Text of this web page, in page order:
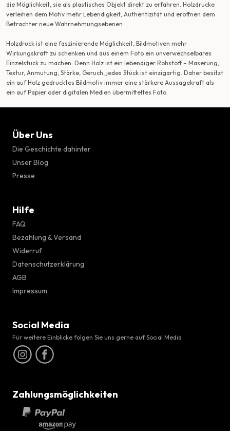
die Möglichkeit, sie als plastisches Objekt direkt zu erfahren. Holzdrucke
verleihen dem Motiv mehr Lebendigkeit, Authentizität und eröffnen dem
Betrachter neue Wahrnehmungsebenen.
Holzdruck ist eine faszinierende Möglichkeit, Bildmotiven mehr
Wirkungskraft zu schenken und aus einem Foto ein unverwechselbares
Einzelstück zu machen. Denn Holz ist ein lebendiger Rohstoff – Maserung,
Textur, Anmutung, Stärke, Geruch, jedes Stück ist einzigartig. Daher besitzt
ein auf Holz gedrucktes Bildmotiv immer eine stärkere Aussagekraft als
ein auf Papier oder digitalen Medien übermitteltes Foto.
Über Uns
Die Geschichte dahinter
Unser Blog
Presse
Hilfe
FAQ
Bezahlung & Versand
Widerruf
Datenschutzerklärung
AGB
Impressum
Social Media
Für weitere Einblicke folgen Sie uns gerne auf Social Media
Zahlungsmöglichkeiten